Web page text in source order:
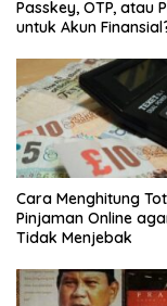
Passkey, OTP, atau
untuk Akun
Cara Menghitung
Pinjaman Online
Tidak Menjebak